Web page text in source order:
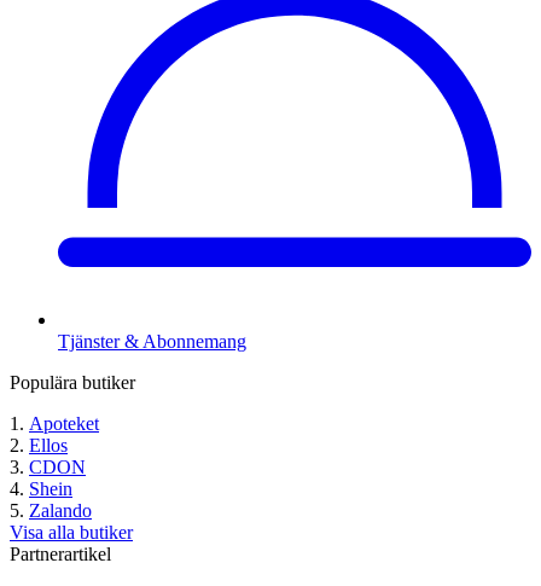
Tjänster & Abonnemang
Populära butiker
Apoteket
Ellos
CDON
Shein
Zalando
Visa alla butiker
Partnerartikel